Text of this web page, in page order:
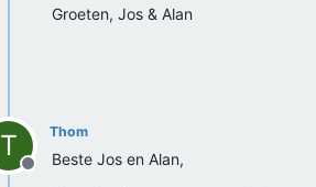
Groeten, Jos & Alan
T
Offline
Thom
Beste Jos en Alan,